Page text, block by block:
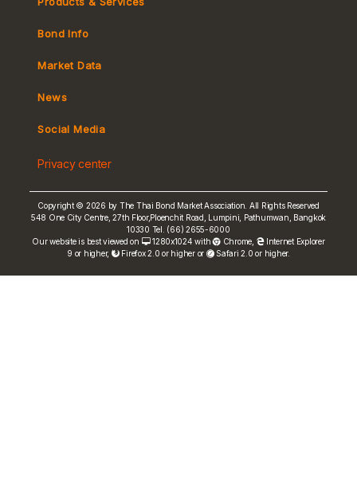
Tax
MeBond
e-bookbuilding
Bond Info
Market Data
Yield Curve
FRN Rate
Bond Price
News
Social Media
Privacy center
Copyright © 2026 by The Thai Bond Market Association. All Rights Reserved
548 One City Centre, 27th Floor,Ploenchit Road, Lumpini, Pathumwan, Bangkok
10330 Tel. (66) 2655-6000
Our website is best viewed on
1280x1024 with Chrome
Internet Explorer
9 or higher,
Firefox 2.0 or higher or Safari 2.0 or higher.